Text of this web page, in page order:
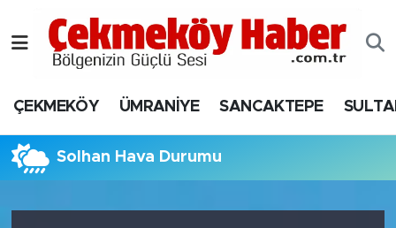
ÇEKMEKÖY ÜMRANİYE SANCAKTEPE
Solhan Hava Durumu
Nöbetçi Eczaneler
Hava Durumu
Namaz Vakitleri